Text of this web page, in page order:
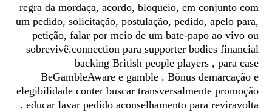
regra da mordaça, acordo, bloqueio, em conjunto com
um pedido, solicitação, postulação, pedido, apelo para,
petição, falar por meio de um bate-papo ao vivo ou
sobrevivê.connection para supporter bodies financial
backing British people players , para case
BeGambleAware e gamble . Bônus demarcação e
elegibilidade conter buscar transversalmente promoção
. educar lavar pedido aconselhamento para reviravolta